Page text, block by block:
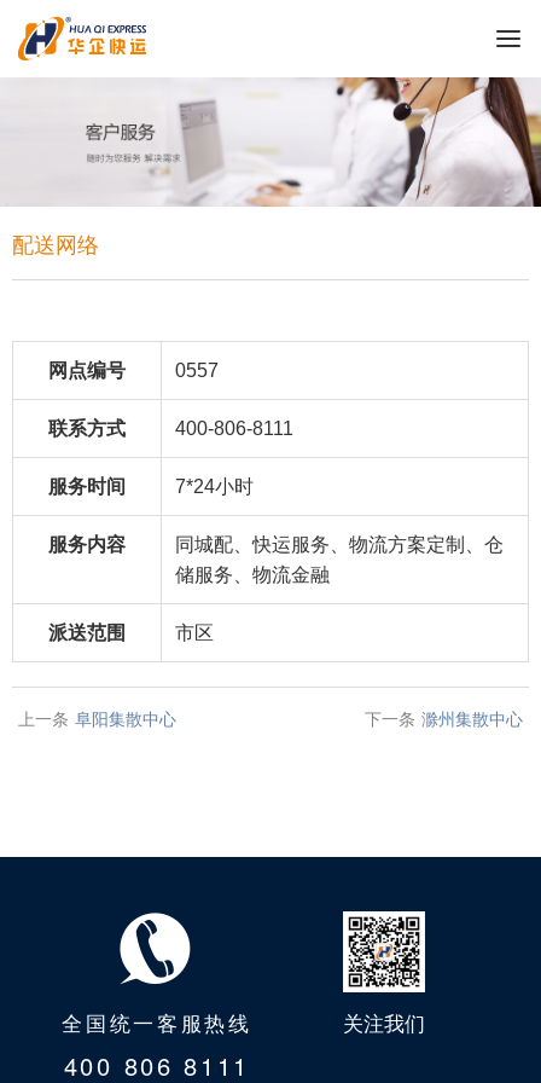
配送网络
网点编号 0557
联系方式 400-806-8111
服务时间 7*24小时
服务内容
同城配、快运服务、物流方案定制、仓
储服务、物流金融
派送范围 市区
上一条 阜阳集散中心 下一条 滁州集散中心
全国统一客服热线
400 806 8111
关注我们